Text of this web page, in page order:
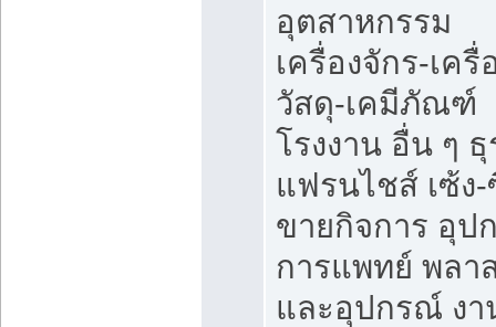
อุตสาหกรรม
เครื่องจักร-เครื่
วัสดุ-เคมีภัณฑ์
โรงงาน อื่น ๆ
แฟรนไชส์ เซ้ง
ขายกิจการ อุป
การแพทย์ พลา
และอุปกรณ์ งา